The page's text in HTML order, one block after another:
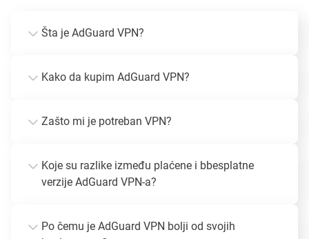
Šta je AdGuard VPN?
Kako da kupim AdGuard VPN?
Zašto mi je potreban VPN?
Koje su razlike između plaćene i bbesplatne
verzije AdGuard VPN-a?
Po čemu je AdGuard VPN bolji od svojih